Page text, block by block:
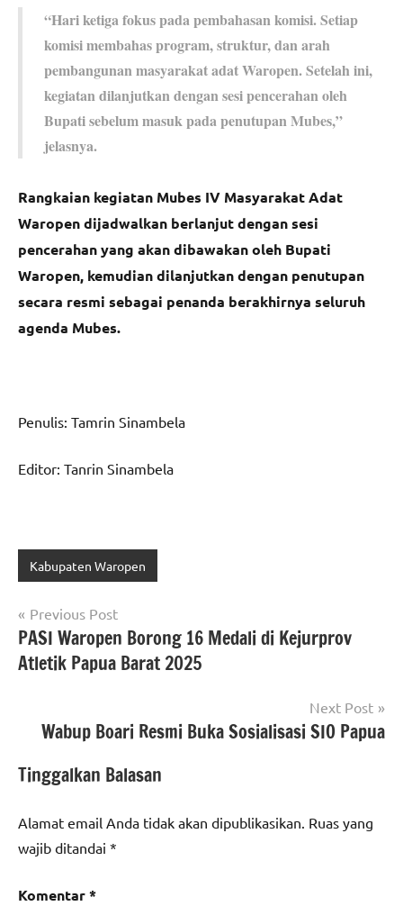
“Hari ketiga fokus pada pembahasan komisi. Setiap
komisi membahas program, struktur, dan arah
pembangunan masyarakat adat Waropen. Setelah ini,
kegiatan dilanjutkan dengan sesi pencerahan oleh
Bupati sebelum masuk pada penutupan Mubes,”
jelasnya.
Rangkaian kegiatan Mubes IV Masyarakat Adat
Waropen dijadwalkan berlanjut dengan sesi
pencerahan yang akan dibawakan oleh Bupati
Waropen, kemudian dilanjutkan dengan penutupan
secara resmi sebagai penanda berakhirnya seluruh
agenda Mubes.
Penulis: Tamrin Sinambela
Editor: Tanrin Sinambela
Kabupaten Waropen
Navigasi
pos
Previous Post
PASI Waropen Borong 16 Medali di Kejurprov
Atletik Papua Barat 2025
Next Post
Wabup Boari Resmi Buka Sosialisasi SIO Papua
Tinggalkan Balasan
Alamat email Anda tidak akan dipublikasikan. Ruas yang
wajib ditandai *
Komentar*